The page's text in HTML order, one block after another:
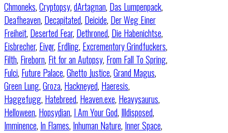
Chmoneks,Cryptopsy,dArtagnan, Das Lumpenpack,
Deafheaven, Decapitated, Deicide, Der Weg Einer
Freiheit, Deserted Fear, Dethroned, Die Habenichtse,
Eisbrecher, Eivør, Erdling, Excrementory Grindfuckers,
Filth, Fireborn, Fit for an Autopsy, From Fall To Spring,
Fulci, Future Palace,Ghetto Justice,Grand Magus,
Green Lung,Groza, Hackneyed, Haeresis,
Haggefugg, Hatebreed, Heaven.exe, Heavysaurus,
Helloween, Hopsydian, I Am Your God, Illdisposed,
Imminence, In Flames, Inhuman Nature, Inner Space,